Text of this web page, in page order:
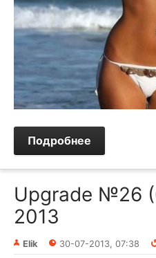
Подробнее
Upgrade №26
2013
Elik 30-07-2013, 07:38